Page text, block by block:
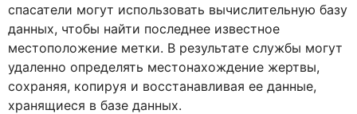
спасатели могут использовать вычислительную базу
данных, чтобы найти последнее известное
местоположение метки. В результате службы могут
удаленно определять местонахождение жертвы,
сохраняя, копируя и восстанавливая ее данные,
хранящиеся в базе данных.